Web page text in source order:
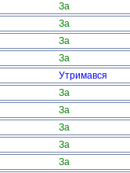
За
За
За
За
Утримався
За
За
За
За
За